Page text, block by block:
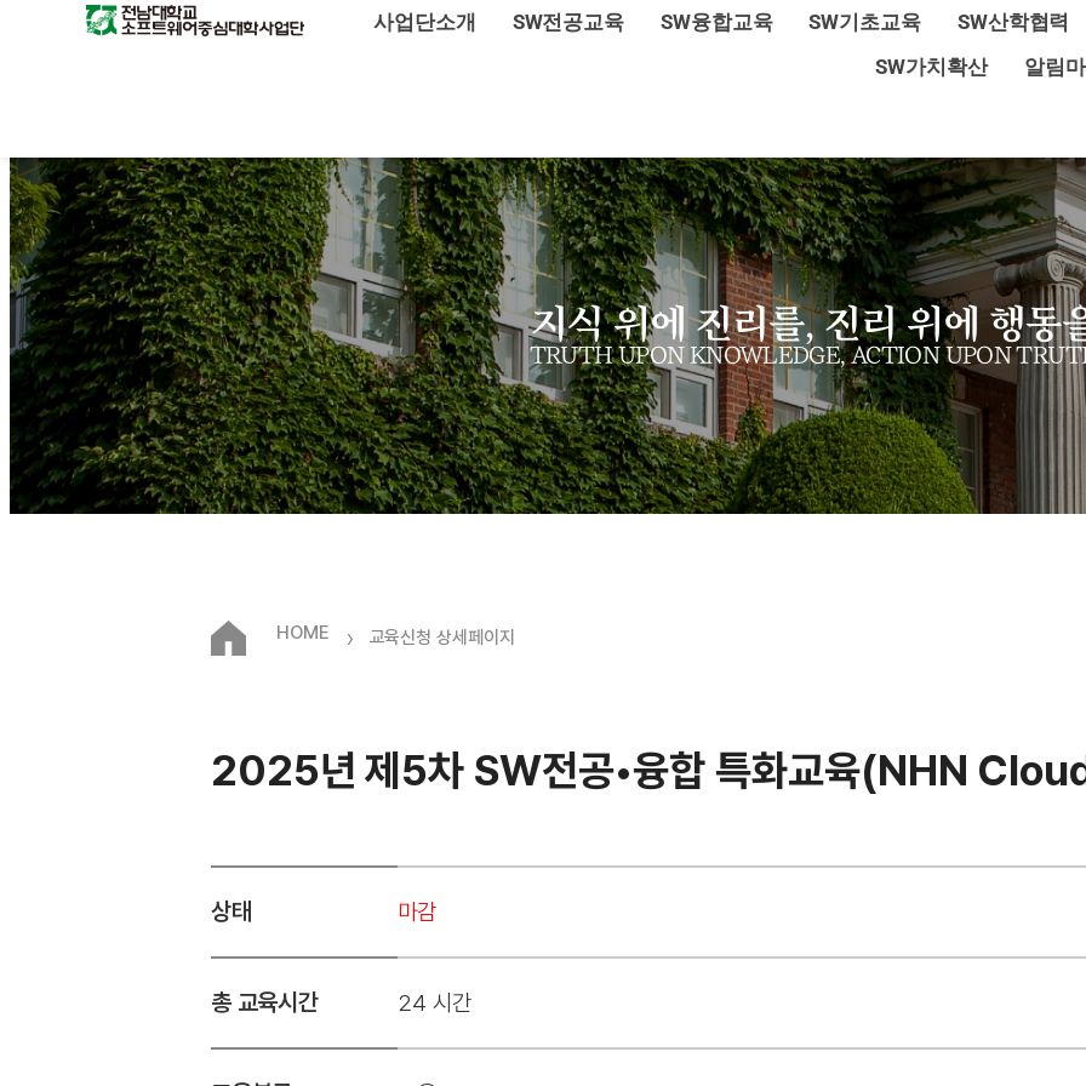
사업단소개 SW전공교육 SW융합교육 SW기초교육
SW산학협력
SW가치확산
알림
지식 위에 진리를, 진리 위에 행동
TRUTH UPON KNOWLEDGE, ACTION UPON
HOME › 교육신청 상세페이지
2025년 제5차 SW전공•융합 특화교육(NHN
상태 마감
총 교육시간 24 시간